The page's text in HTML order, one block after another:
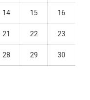
14 15 16
21 22 23
28 29 30